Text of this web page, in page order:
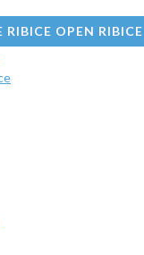
RIBICE OPEN RIBICE